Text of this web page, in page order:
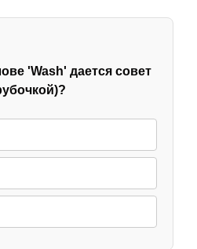
'Wash' дается совет